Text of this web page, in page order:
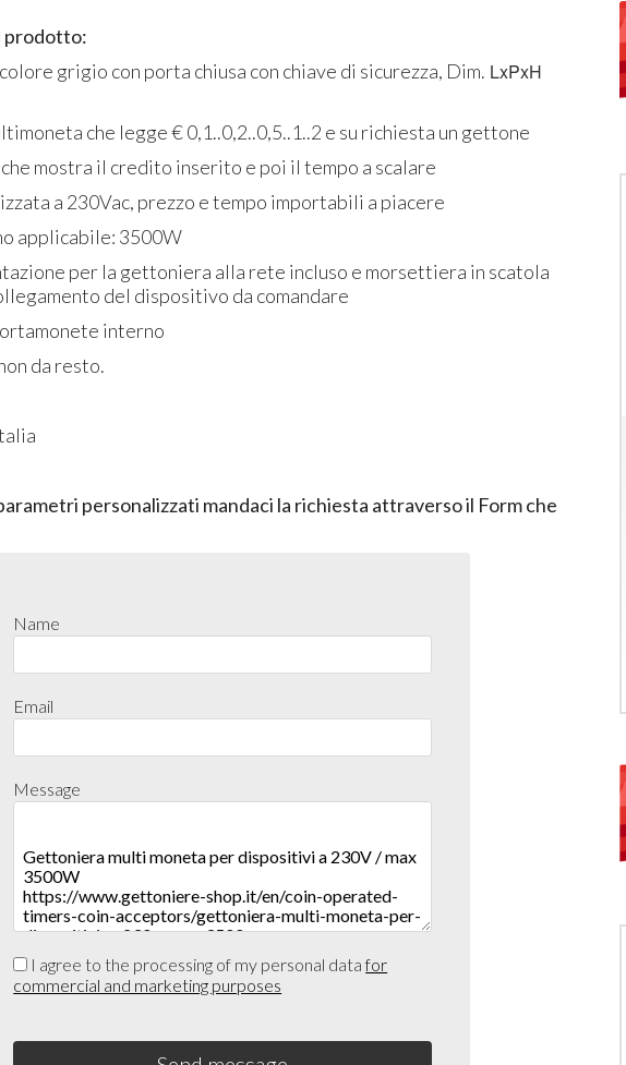
prodotto:
grigio con porta chiusa con chiave di sicurezza, Dim. LxPxH
che legge € 0,1..0,2..0,5..1..2 e su richiesta un gettone
mostra il credito inserito e poi il tempo a scalare
a 230Vac, prezzo e tempo importabili a piacere
applicabile: 3500W
per la gettoniera alla rete incluso e morsettiera in scatola
del dispositivo da comandare
interno
da resto.
personalizzati mandaci la richiesta attraverso il Form che
Name
Email
Message
I agree to the processing of my personal datafor
commercial and marketing purposes
RFID Shower Reader
LettoreRFIDcon 4